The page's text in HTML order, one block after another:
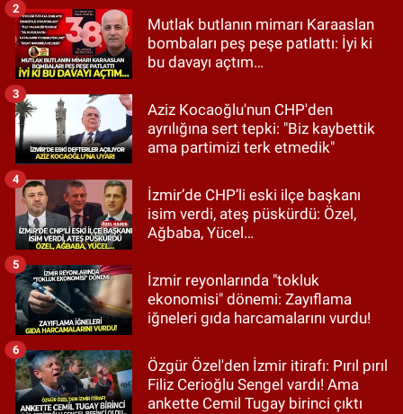
Mutlak butlanın mimarı Karaaslan
bombaları peş peşe patlattı: İyi ki
bu davayı açtım…
2
Aziz Kocaoğlu'nun CHP'den
ayrılığına sert tepki: "Biz kaybettik
ama partimizi terk etmedik"
3
İzmir’de CHP’li eski ilçe başkanı
isim verdi, ateş püskürdü: Özel,
Ağbaba, Yücel…
4
İzmir reyonlarında "tokluk
ekonomisi" dönemi: Zayıflama
iğneleri gıda harcamalarını vurdu!
5
Özgür Özel'den İzmir itirafı: Pırıl pırıl
Filiz Cerioğlu Sengel vardı! Ama
ankette Cemil Tugay birinci çıktı
6